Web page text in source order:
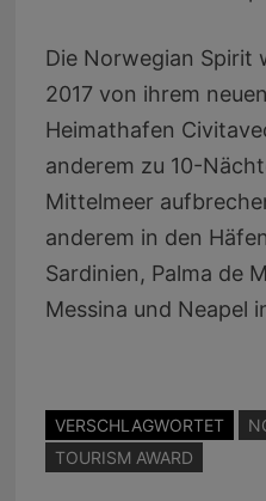
Die Norwegian Spirit
2017 von ihrem
Heimathafen
anderem zu 10-
Mittelmeer
anderem in den
Sardinien, Palma de
Messina und Neapel
VERSCHLAGWORTET
TOURISM AWARD